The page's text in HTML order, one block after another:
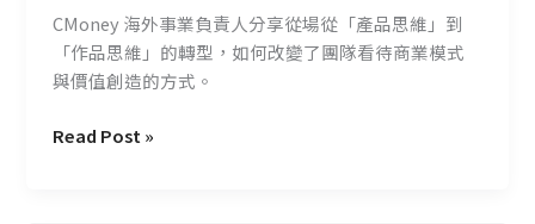
CMoney 海外事業負責人分享從場從「產品思維」到
「作品思維」的轉型，如何改變了團隊看待商業模式
與價值創造的方式。
限
制
你
Read Post »